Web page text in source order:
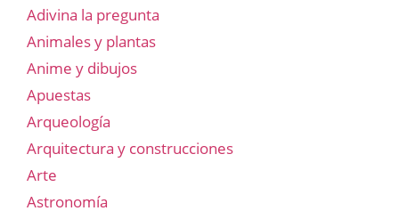
Adivina la pregunta
Animales y plantas
Anime y dibujos
Apuestas
Arqueología
Arquitectura y construcciones
Arte
Astronomía